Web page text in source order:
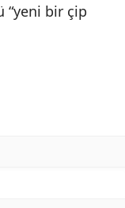
bir çip